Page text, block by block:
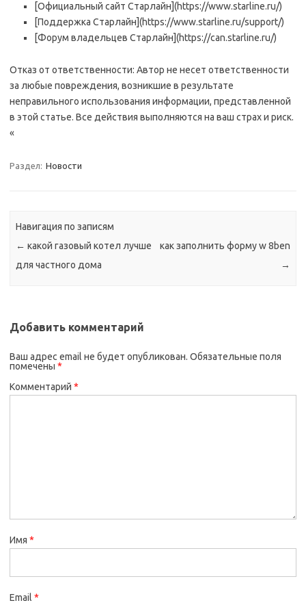
[Официальный сайт Старлайн](https://www.starline.ru/)
[Поддержка Старлайн](https://www.starline.ru/support/)
[Форум владельцев Старлайн](https://can.starline.ru/)
Отказ от ответственности: Автор не несет ответственности
за любые повреждения, возникшие в результате
неправильного использования информации, представленной
в этой статье. Все действия выполняются на ваш страх и риск.
«
Раздел: Новости
Навигация по записям
← какой газовый котел лучше
для частного дома
как заполнить форму w 8ben
→
Добавить комментарий
Ваш адрес email не будет опубликован. Обязательные поля
помечены *
Комментарий *
Имя *
Email *